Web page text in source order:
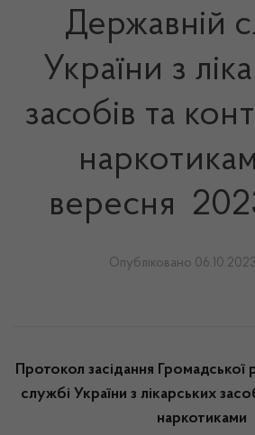
Державній
України з
засобів та
вересня
Опубліковано 06.10.2023
Протокол засідання
службі України з лікарських
наркотиками